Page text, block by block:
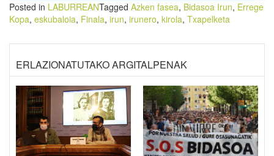
Posted in LABURREANTagged Azken fasea, Bidasoa Irun, Errege
Kopa, eskubaloia, Finala, irun, irunero, kirola, Txapelketa
ERLAZIONATUTAKO ARGITALPENAK